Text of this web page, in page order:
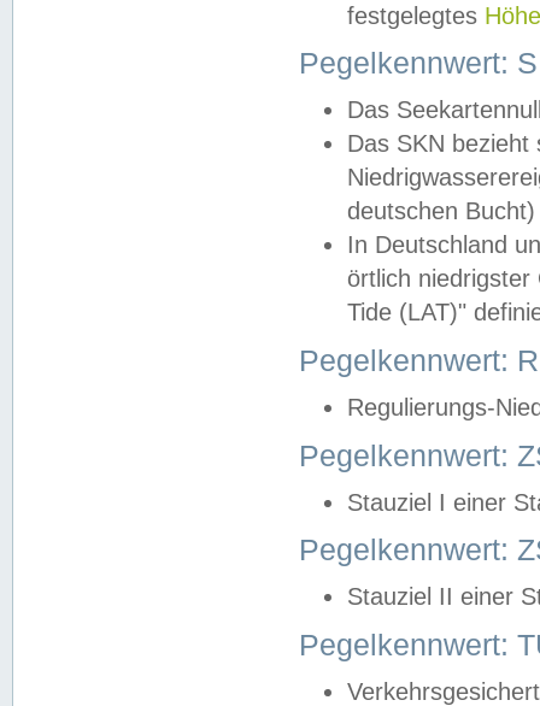
festgelegtes
Pegelkennwert:
Das
Das SKN
deutschen
In Deutschland
örtlich
Tide (LAT)"
Pegelkennwert:
Regulierungs-
Pegelkennwert:
Stauziel I einer
Pegelkennwert:
Stauziel II einer
Pegelkennwert: